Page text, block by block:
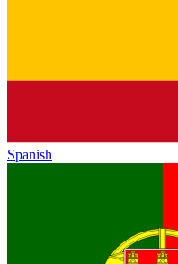
Spanish